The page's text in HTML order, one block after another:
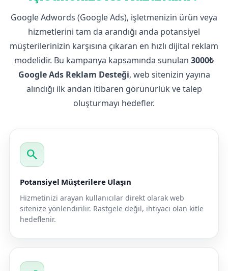
Google Adwords (Google Ads), işletmenizin ürün veya
hizmetlerini tam da arandığı anda potansiyel
müşterilerinizin karşısına çıkaran en hızlı dijital reklam
modelidir. Bu kampanya kapsamında sunulan 3000₺
Google Ads Reklam Desteği, web sitenizin yayına
alındığı ilk andan itibaren görünürlük ve talep
oluşturmayı hedefler.
search
Potansiyel Müşterilere Ulaşın
Hizmetinizi arayan kullanıcılar direkt olarak web
sitenize yönlendirilir. Rastgele değil, ihtiyacı olan kitle
hedeflenir.